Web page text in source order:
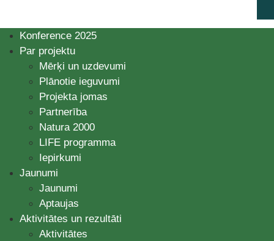
Konference 2025
Par projektu
Mērķi un uzdevumi
Plānotie ieguvumi
Projekta jomas
Partnerība
Natura 2000
LIFE programma
Iepirkumi
Jaunumi
Jaunumi
Aptaujas
Aktivitātes un rezultāti
Aktivitātes